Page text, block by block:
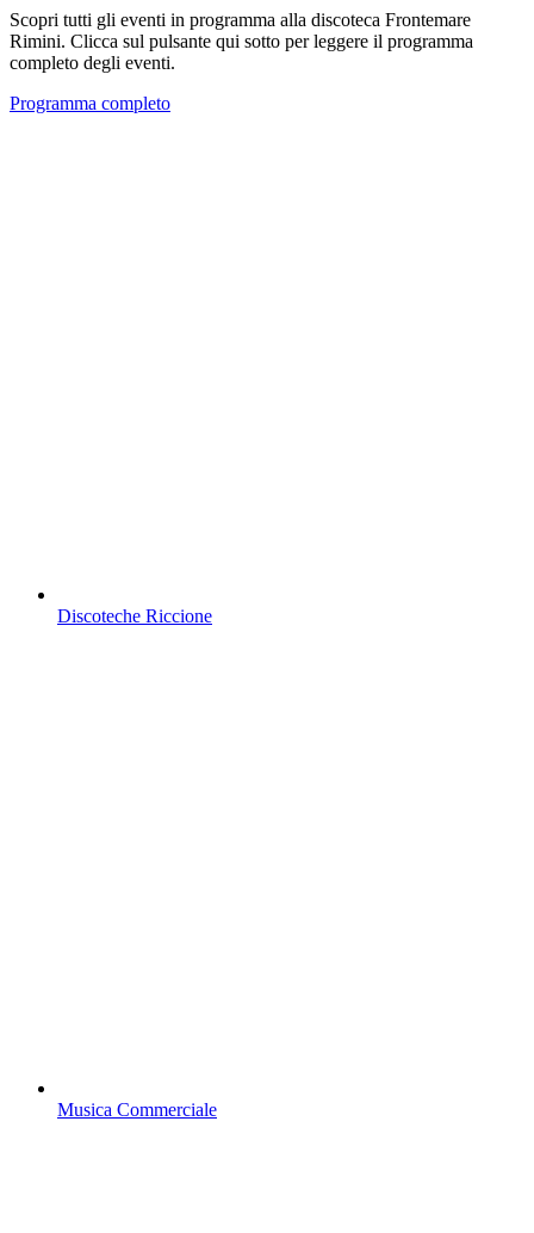
Scopri tutti gli eventi in programma alla discoteca Frontemare
Rimini. Clicca sul pulsante qui sotto per leggere il programma
completo degli eventi.
Programma completo
Discoteche Riccione
Musica Commerciale